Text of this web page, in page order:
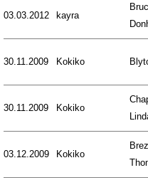
03.03.2012 kayra
30.11.2009 Kokiko
30.11.2009 Kokiko
03.12.2009 Kokiko